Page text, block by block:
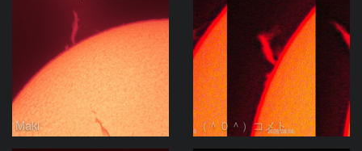
Maki （＾０＾）コメト